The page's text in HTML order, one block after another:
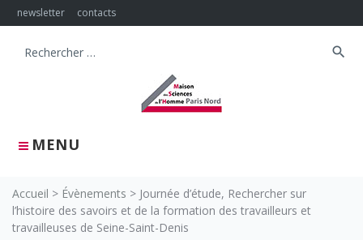
Skip
to
newsletter contacts
MENU
Search
search
Accueil > Évènements > Journée d’étude, Rechercher sur
l’histoire des savoirs et de la formation des travailleurs et
travailleuses de Seine-Saint-Denis